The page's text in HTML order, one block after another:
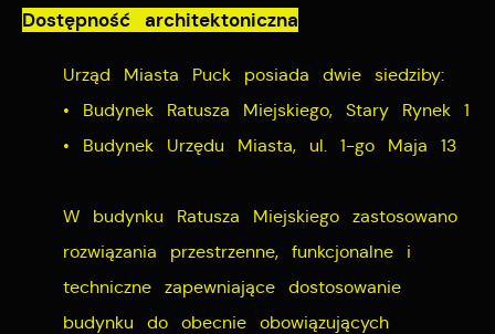
Dostępność architektoniczna
Urząd Miasta Puck posiada dwie siedziby:
• Budynek Ratusza Miejskiego, Stary Rynek 1
• Budynek Urzędu Miasta, ul. 1-go Maja 13
W budynku Ratusza Miejskiego zastosowano
rozwiązania przestrzenne, funkcjonalne i
techniczne zapewniające dostosowanie
budynku do obecnie obowiązujących